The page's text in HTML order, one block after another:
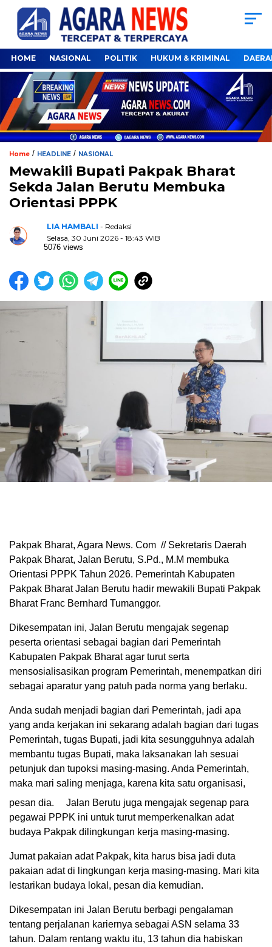
HOME NASIONAL POLITIK HUKUM & KRIMINAL
Home / HEADLINE / NASIONAL
Mewakili Bupati Pakpak Bharat
Sekda Jalan Berutu Membuka
Orientasi PPPK
LIA HAMBALI - Redaksi
Selasa, 30 Juni 2026 - 18:43 WIB
5076 views
Pakpak Bharat, Agara News. Com // Sekretaris Daerah
Pakpak Bharat, Jalan Berutu, S.Pd., M.M membuka
Orientasi PPPK Tahun 2026. Pemerintah Kabupaten
Pakpak Bharat Jalan Berutu hadir mewakili Bupati Pakpak
Bharat Franc Bernhard Tumanggor.
Dikesempatan ini, Jalan Berutu mengajak segenap
peserta orientasi sebagai bagian dari Pemerintah
Kabupaten Pakpak Bharat agar turut serta
mensosialisasikan program Pemerintah, menempatkan diri
sebagai aparatur yang patuh pada norma yang berlaku.
Anda sudah menjadi bagian dari Pemerintah, jadi apa
yang anda kerjakan ini sekarang adalah bagian dari tugas
Pemerintah, tugas Bupati, jadi kita sesungguhnya adalah
membantu tugas Bupati, maka laksanakan lah sesuai
petunjuk dan tupoksi masing-masing. Anda Pemerintah,
maka mari saling menjaga, karena kita satu organisasi,
pesan dia.
Jalan Berutu juga mengajak segenap para
pegawai PPPK ini untuk turut memperkenalkan adat
budaya Pakpak dilingkungan kerja masing-masing.
Jumat pakaian adat Pakpak, kita harus bisa jadi duta
pakaian adat di lingkungan kerja masing-masing. Mari kita
lestarikan budaya lokal, pesan dia kemudian.
Dikesempatan ini Jalan Berutu berbagi pengalaman
tentang perjalanan kariernya sebagai ASN selama 33
tahun. Dalam rentang waktu itu, 13 tahun dia habiskan